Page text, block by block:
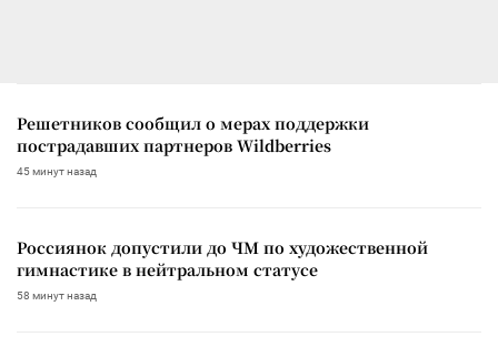
Решетников сообщил о мерах поддержки
пострадавших партнеров Wildberries
45 минут назад
Россиянок допустили до ЧМ по художественной
гимнастике в нейтральном статусе
58 минут назад